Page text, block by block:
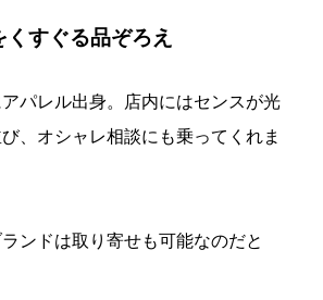
すぐる品ぞろえ
パレル出身。店内にはセンスが光
、オシャレ相談にも乗ってくれま
ンドは取り寄せも可能なのだと